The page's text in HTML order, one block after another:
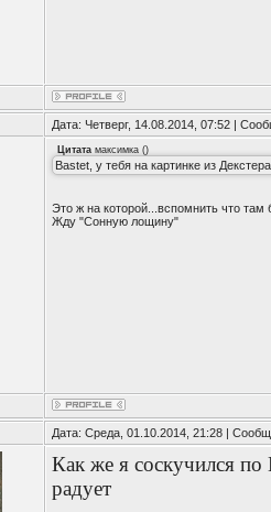
Дата: Четверг, 14.08.2014, 07:52 |
Цитата максимка ()
Bastet, у тебя на картинке из
Это ж на которой...вспомнить что там
Жду "Сонную лощину"
Дата: Среда, 01.10.2014, 21:28 |
Как же я соскучился
радует